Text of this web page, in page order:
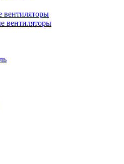
вентиляторы
вентиляторы